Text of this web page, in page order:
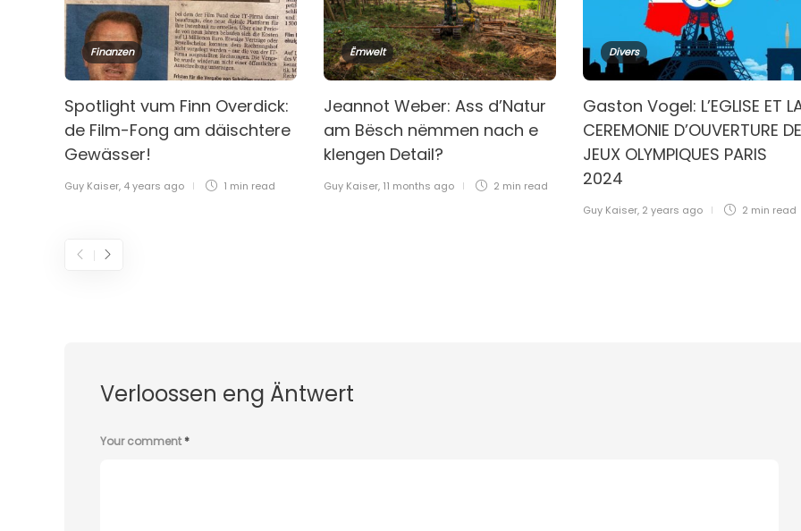
Finanzen
Spotlight vum Finn Overdick:
de Film-Fong am däischtere
Gewässer!
Guy Kaiser, 4 years ago 1 min read
Ëmwelt
Jeannot Weber: Ass d’Natur
am Bësch nëmmen nach e
klengen Detail?
Guy Kaiser, 11 months ago 2 min read
Divers
Gaston Vogel: L’EGLISE ET
CEREMONIE D’OUVERTURE
JEUX OLYMPIQUES PARIS
2024
Guy Kaiser, 2 years ago 2 min read
Verloossen eng Äntwert
Your comment*